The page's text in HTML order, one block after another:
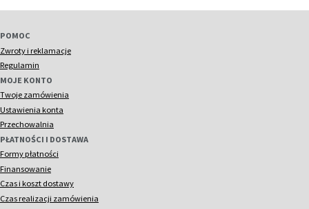
POMOC
Zwroty i reklamacje
Regulamin
MOJE KONTO
Twoje zamówienia
Ustawienia konta
Przechowalnia
PŁATNOŚCI I DOSTAWA
Formy płatności
Finansowanie
Czas i koszt dostawy
Czas realizacji zamówienia